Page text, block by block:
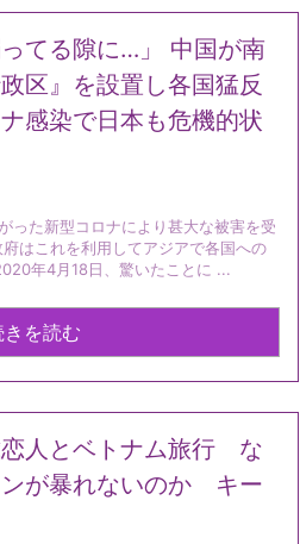
ってる隙に…」 中国が南
区』を設置し各国猛反
感染で日本も危機的状
った新型コロナにより甚大な被害を受
はこれを利用してアジアで各国への
年4月18日、驚いたことに ...
きを読む
人とベトナム旅行 な
が暴れないのか キー